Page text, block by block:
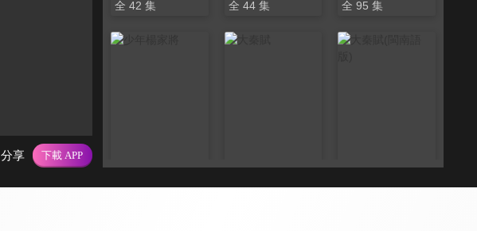
分享
全 42 集 全 44 集 全 95 集